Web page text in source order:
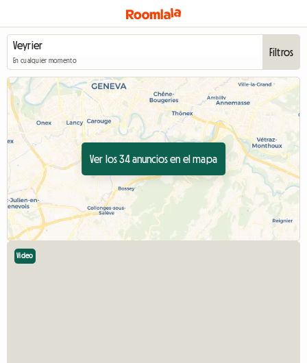
En cualquier momento
Filtros
Ver los 34 anuncios en el mapa
Video